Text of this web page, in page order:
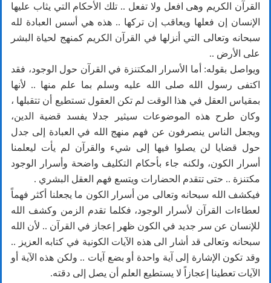
القرآن الكريم وهى افعل ولا تفعل .. تلك الأحكام التي يثاب عليها
الإنسان إن فعلها ويعاقب إن تركها .. هذه هي أسس العبادة لله
سبحانه وتعالى التي أنزلها في القرآن الكريم كمنهج لحياة البشر
على الأرض ..
ويواصل بقوله: أما الأسرار المكتنزة في القرآن حول الوجود، فقد
اكتفى رسول الله صلى الله عليه وسلم بما علم منها .. لأنها
بمقياس العقل في هذا الوقت لم تكن العقول تستطيع أن تتقبلها ،
وكان طرح هذه الموضوعات سيثير جدلا يفسد قضية الدين،
ويجعل الناس ينصرفون عن فهم منهج الله في العبادة إلى جدل
حول قضايا لن يصلوا فيها إلى شيء والقرآن لم يأت ليعلمنا
أسرار الكون، ولكنه جاء بأحكام التكليف واضحة وأسرار الوجود
مكتنزة .. حتى تتقدم الحضارات ويتسع فهم العقل البشري .
فيكشف الله سبحانه وتعالى من أسرار الكون ما يجعلنا أكثر فهماً
لعطاءات القرآن لأسرار الوجود، فكلما تقدم الزمن وكشف الله
للإنسان عن سر جديد في الكون ظهر إعجاز في القرآن .. لأن الله
سبحانه وتعالى قد أشار الى هذه الآيات الكونية في كتابه العزيز ..
وقد تكون الإشارة إلى آية واحدة أو بضع آيات .. ولكن هذه الآية أو
الآيات تعطينا إعجازاً لا يستطيع العلم أن يصل إلى دقته.